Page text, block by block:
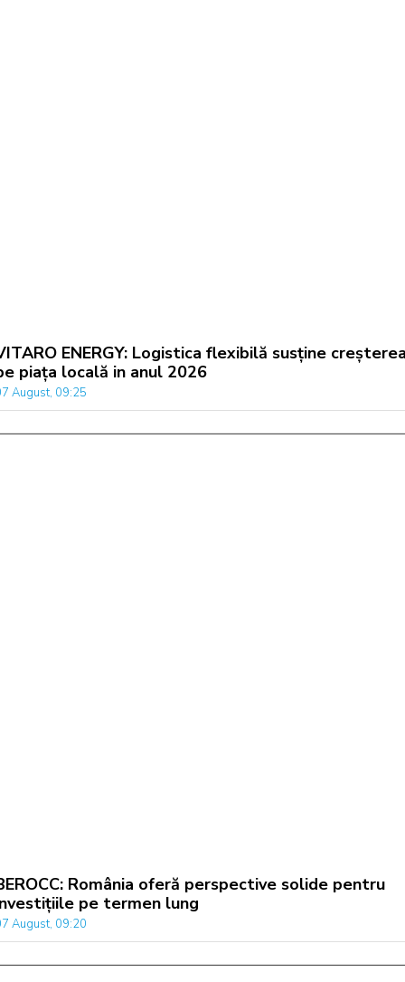
ENERGY: Logistica flexibilă susține
piața locală in anul 2026
August, 09:25
România oferă perspective solide pentru
pe termen lung
August, 09:20